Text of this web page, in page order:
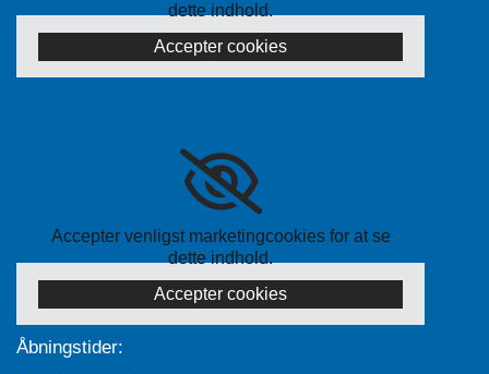
dette indhold.
Accepter cookies
Accepter venligst marketingcookies for at se
dette indhold.
Accepter cookies
Åbningstider: